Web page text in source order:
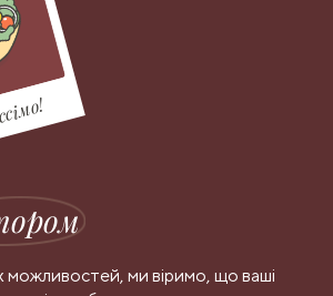
можливостей, ми віримо, що ваші